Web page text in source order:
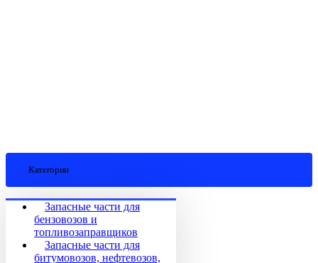
Категории
Запасные части для
бензовозов и
топливозаправщиков
Запасные части для
битумовозов, нефтевозов,